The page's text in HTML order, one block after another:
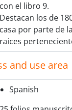
con el libro 9.
Destacan los de
casa por parte de
raices
and use area
Spanish